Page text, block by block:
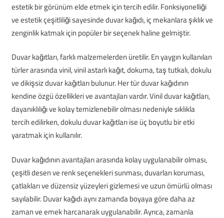
estetik bir görünüm elde etmek için tercih edilir. Fonksiyonelliği
ve estetik çeşitliliği sayesinde duvar kağıdı, iç mekanlara şıklık ve
zenginlik katmak için popüler bir seçenek haline gelmiştir.
Duvar kağıtları, farklı malzemelerden üretilir. En yaygın kullanılan
türler arasında vinil, vinil astarlı kağıt, dokuma, taş tutkalı, dokulu
ve dikişsiz duvar kağıtları bulunur. Her tür duvar kağıdının
kendine özgü özellikleri ve avantajları vardır. Vinil duvar kağıtları,
dayanıklılığı ve kolay temizlenebilir olması nedeniyle sıklıkla
tercih edilirken, dokulu duvar kağıtları ise üç boyutlu bir etki
yaratmak için kullanılır.
Duvar kağıdının avantajları arasında kolay uygulanabilir olması,
çeşitli desen ve renk seçenekleri sunması, duvarları koruması,
çatlakları ve düzensiz yüzeyleri gizlemesi ve uzun ömürlü olması
sayılabilir. Duvar kağıdı aynı zamanda boyaya göre daha az
zaman ve emek harcanarak uygulanabilir. Ayrıca, zamanla